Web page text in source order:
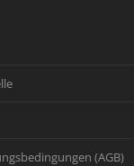
(AGB)